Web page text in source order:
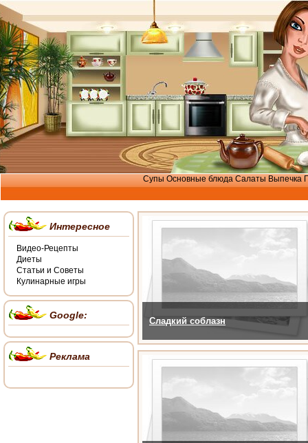
Супы Основные блюда Салаты Выпечка
Сладкий соблазн
Интересное
Видео-Рецепты
Диеты
Статьи и Советы
Кулинарные игры
Google:
Реклама